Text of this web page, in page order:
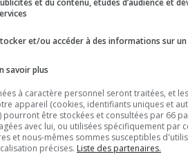
et/ou accéder à des informations sur
savoir plus
à caractère personnel seront traitées, et
appareil (cookies, identifiants uniques et
pourront être stockées et consultées par 66
avec lui, ou utilisées spécifiquement par
et nous-mêmes sommes susceptibles
précises. Liste des partenaires.